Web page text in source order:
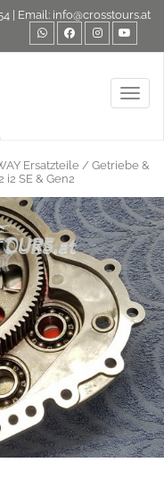
| Email: info@crosstours.at
Ersatzteile / Getriebe &
i2 SE & Gen2